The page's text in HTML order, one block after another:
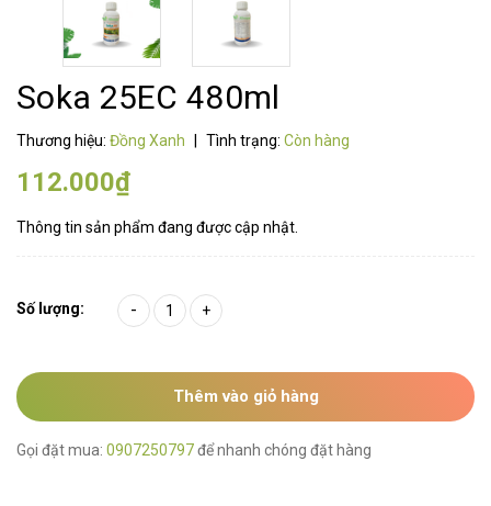
Soka 25EC 480ml
Thương hiệu: Đồng Xanh Tình trạng: Còn hàng
112.000₫
Thông tin sản phẩm đang được cập nhật.
Số lượng: - +
Thêm vào giỏ hàng
Gọi đặt mua: 0907250797để nhanh chóng đặt hàng